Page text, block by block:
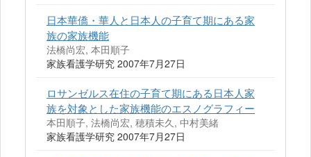
日本華僑・華人と日本人の子育て期にある家
族の家族機能
法橋尚宏, 本田順子
家族看護学研究 2007年7月27日
ロサンゼルス在住の子育て期にある日本人家
族を対象とした家族機能のエスノグラフィー
本田順子, 法橋尚宏, 穂積未久, 中村美緒
家族看護学研究 2007年7月27日